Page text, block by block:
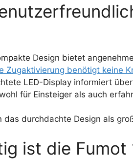
Design bietet
Zugaktivierung benötigt keine
LED-Display informiert
für Einsteiger als auch
das durchdachte Design als
ist die Fumot